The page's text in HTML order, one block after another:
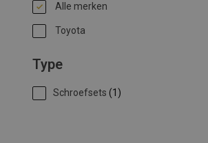
Alle merken
Toyota
Type
Schroefsets (1)